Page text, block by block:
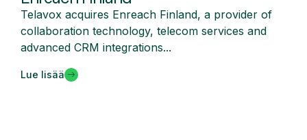
Telavox acquires Enreach Finland, a provider of
collaboration technology, telecom services and
advanced CRM integrations...
Lue lisää